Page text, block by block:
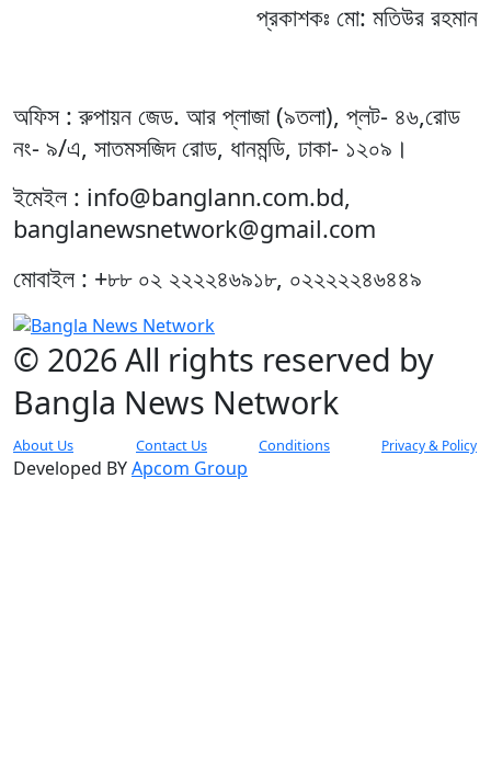
প্রকাশকঃ মো: মতিউর রহমান
অফিস : রুপায়ন জেড. আর প্লাজা (৯তলা), প্লট- ৪৬,রোড
নং- ৯/এ, সাতমসজিদ রোড, ধানমন্ডি, ঢাকা- ১২০৯।
ইমেইল : info@banglann.com.bd,
banglanewsnetwork@gmail.com
মোবাইল : +৮৮ ০২ ২২২২৪৬৯১৮, ০২২২২২৪৬৪৪৯
© 2026 All rights reserved by
Bangla News Network
About Us Contact Us Conditions Privacy & Policy
Developed BYApcom Group